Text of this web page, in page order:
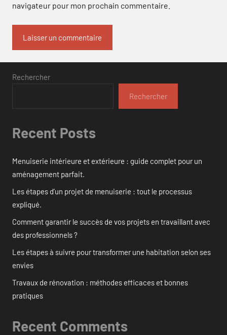
navigateur pour mon prochain commentaire.
Rechercher
Rechercher
Recent Posts
Menuiserie intérieure et extérieure : guide complet pour un
aménagement parfait.
Les étapes d’un projet de menuiserie : tout le processus
expliqué.
Comment garantir le succès de vos projets en travaillant avec
des professionnels ?
Les étapes à suivre pour transformer une habitation selon ses
envies
Travaux de rénovation : méthodes efficaces et bonnes
pratiques
Recent Comments